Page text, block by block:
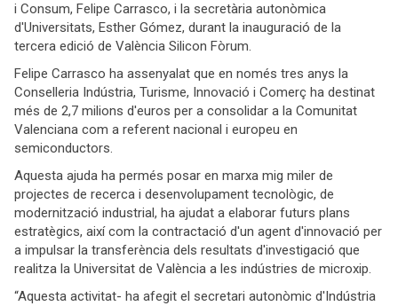
i Consum, Felipe Carrasco, i la secretària autonòmica
d'Universitats, Esther Gómez, durant la inauguració de la
tercera edició de València Silicon Fòrum.
Felipe Carrasco ha assenyalat que en només tres anys la
Conselleria Indústria, Turisme, Innovació i Comerç ha destinat
més de 2,7 milions d'euros per a consolidar a la Comunitat
Valenciana com a referent nacional i europeu en
semiconductors.
Aquesta ajuda ha permés posar en marxa mig miler de
projectes de recerca i desenvolupament tecnològic, de
modernització industrial, ha ajudat a elaborar futurs plans
estratègics, així com la contractació d'un agent d'innovació per
a impulsar la transferència dels resultats d'investigació que
realitza la Universitat de València a les indústries de microxip.
“Aquesta activitat- ha afegit el secretari autonòmic d'Indústria